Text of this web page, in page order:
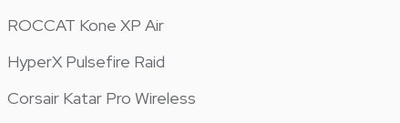
ROCCAT Kone XP Air
HyperX Pulsefire Raid
Corsair Katar Pro Wireless